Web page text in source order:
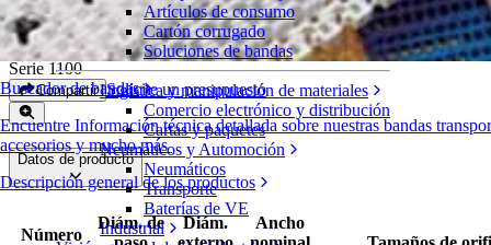
Buscador de bandas
Encuentre Información técnica detallada sobre nuestras bandas
accesorios y mucho más
Descripción general de los productos
Artículos de consumo
Cartón corrugado
Soluciones de bandas
Logística y manipulación de materiales
Comercio electrónico y distribución
Cartas y paquetes
Neumáticos y Automoción
Neumáticos
Transporte
Baterías de VE
Industrial
Engranaje moldeado
Serie 1100
Compartir Solicite un presupuesto
Datos de producto
Número
Diám. de
Diám.
Ancho